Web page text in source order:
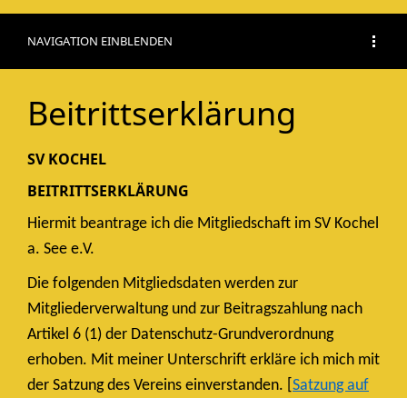
NAVIGATION EINBLENDEN
Beitrittserklärung
SV KOCHEL
BEITRITTSERKLÄRUNG
Hiermit beantrage ich die Mitgliedschaft im SV Kochel
a. See e.V.
Die folgenden Mitgliedsdaten werden zur
Mitgliederverwaltung und zur Beitragszahlung nach
Artikel 6 (1) der Datenschutz-Grundverordnung
erhoben. Mit meiner Unterschrift erkläre ich mich mit
der Satzung des Vereins einverstanden. [ Satzung auf